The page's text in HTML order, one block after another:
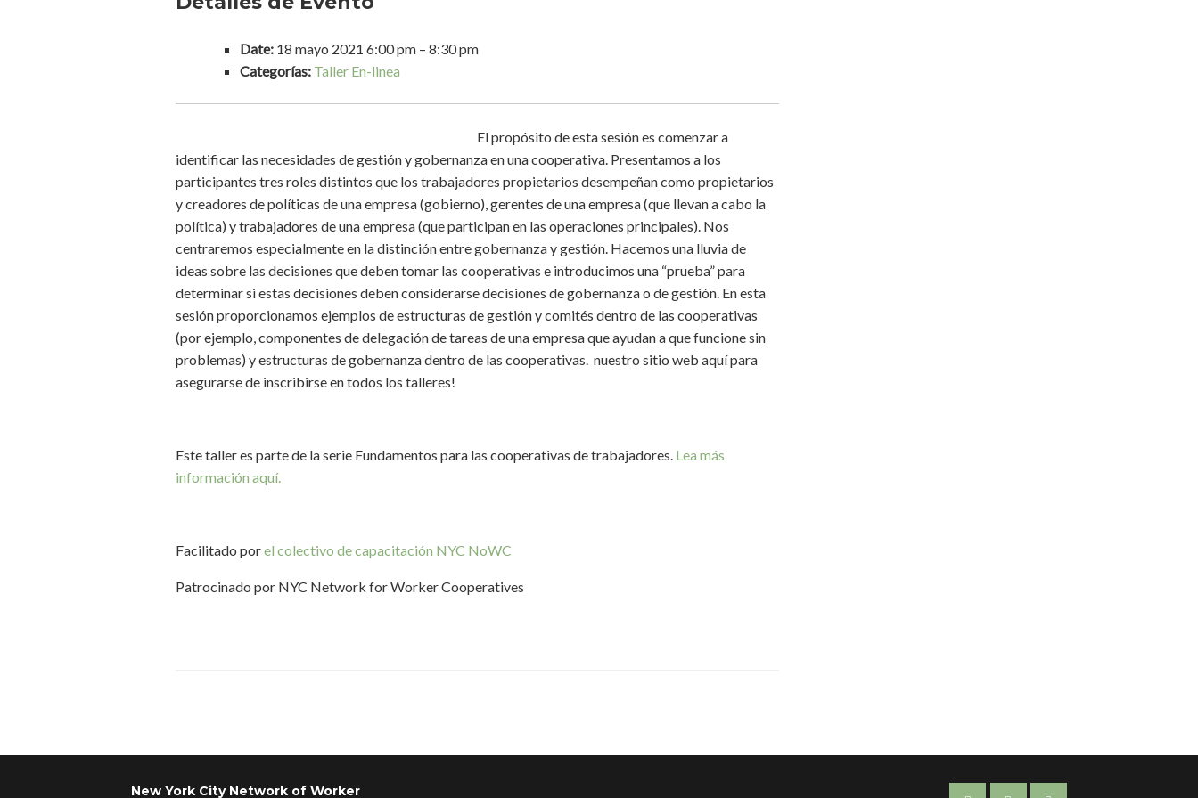
Date: 18 mayo 2021 6:00 pm – 8:30 pm
Categorías: Taller En-linea
El propósito de esta sesión es comenzar a
identificar las necesidades de gestión y gobernanza en una cooperativa. Presentamos a los
participantes tres roles distintos que los trabajadores propietarios desempeñan como propietarios
y creadores de políticas de una empresa (gobierno), gerentes de una empresa (que llevan a cabo la
política) y trabajadores de una empresa (que participan en las operaciones principales). Nos
centraremos especialmente en la distinción entre gobernanza y gestión. Hacemos una lluvia de
ideas sobre las decisiones que deben tomar las cooperativas e introducimos una “prueba” para
determinar si estas decisiones deben considerarse decisiones de gobernanza o de gestión. En esta
sesión proporcionamos ejemplos de estructuras de gestión y comités dentro de las cooperativas
(por ejemplo, componentes de delegación de tareas de una empresa que ayudan a que funcione sin
problemas) y estructuras de gobernanza dentro de las cooperativas. nuestro sitio web aquí para
asegurarse de inscribirse en todos los talleres!
Este taller es parte de la serie Fundamentos para las cooperativas de trabajadores. Lea más
información aquí.
Facilitado porel colectivo de capacitación NYC NoWC
Patrocinado por NYC Network for Worker Cooperatives
New York City Network of Worker